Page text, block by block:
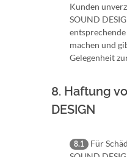
Kunden
SOUND
machen und
Gelegenheit
8. Haftung
DESIGN
8.1
Für